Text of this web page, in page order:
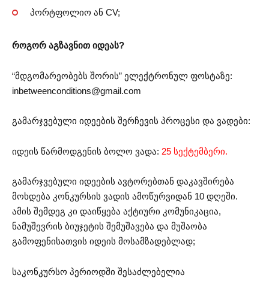
პორტფოლიო ან CV;
როგორ აგზავნით იდეას?
“მდგომარეობებს შორის” ელექტრონულ ფოსტაზე:
inbetweenconditions@gmail.com
გამარჯვებული იდეების შერჩევის პროცესი და ვადები:
იდეის წარმოდგენის ბოლო ვადა: 25 სექტემბერი.
გამარჯვებული იდეების ავტორებთან დაკავშირება
მოხდება კონკურსის ვადის ამოწურვიდან 10 დღეში.
ამის შემდეგ კი დაიწყება აქტიური კომუნიკაცია,
ნამუშევრის ბიუჯეტის შემუშავება და მუშაობა
გამოფენისათვის იდეის მოსამზადებლად;
საკონკურსო პერიოდში შესაძლებელია